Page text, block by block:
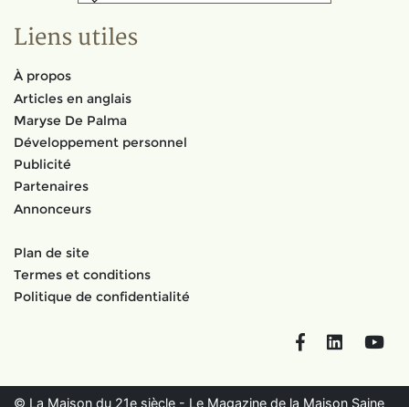
Liens utiles
À propos
Articles en anglais
Maryse De Palma
Développement personnel
Publicité
Partenaires
Annonceurs
Plan de site
Termes et conditions
Politique de confidentialité
FacebookLinkedIn
© La Maison du 21e siècle - Le Magazine de la Maison Saine